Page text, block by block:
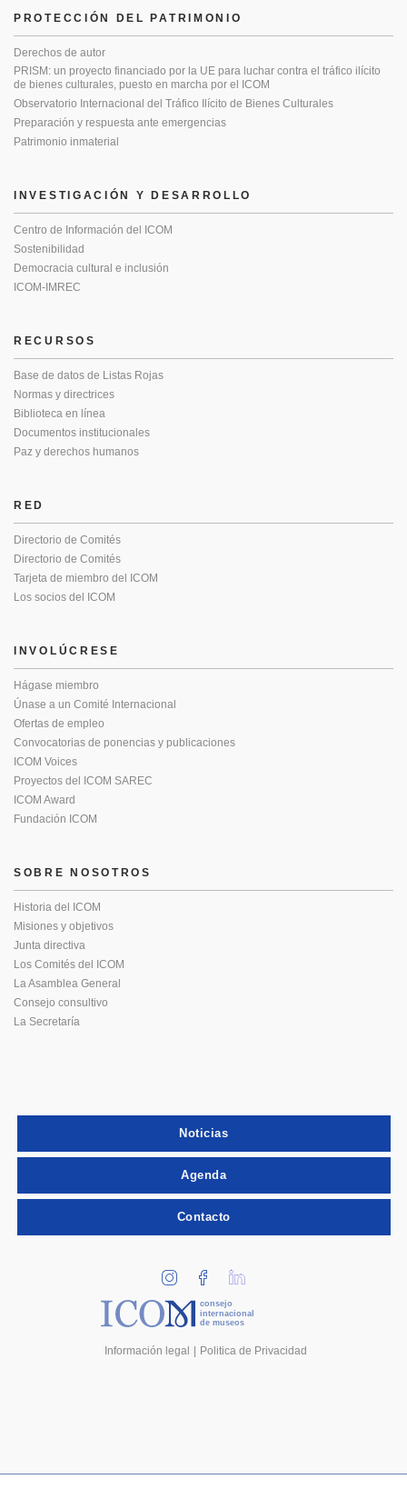
PROTECCIÓN DEL PATRIMONIO
Derechos de autor
PRISM: un proyecto financiado por la UE para luchar contra el tráfico ilícito
de bienes culturales, puesto en marcha por el ICOM
Observatorio Internacional del Tráfico Ilícito de Bienes Culturales
Preparación y respuesta ante emergencias
Patrimonio inmaterial
INVESTIGACIÓN Y DESARROLLO
Centro de Información del ICOM
Sostenibilidad
Democracia cultural e inclusión
ICOM-IMREC
RECURSOS
Base de datos de Listas Rojas
Normas y directrices
Biblioteca en línea
Documentos institucionales
Paz y derechos humanos
RED
Directorio de Comités
Directorio de Comités
Tarjeta de miembro del ICOM
Los socios del ICOM
INVOLÚCRESE
Hágase miembro
Únase a un Comité Internacional
Ofertas de empleo
Convocatorias de ponencias y publicaciones
ICOM Voices
Proyectos del ICOM SAREC
ICOM Award
Fundación ICOM
SOBRE NOSOTROS
Historia del ICOM
Misiones y objetivos
Junta directiva
Los Comités del ICOM
La Asamblea General
Consejo consultivo
La Secretaría
Noticias
Agenda
Contacto
consejo
internacional
de museos
Información legal Politica de Privacidad